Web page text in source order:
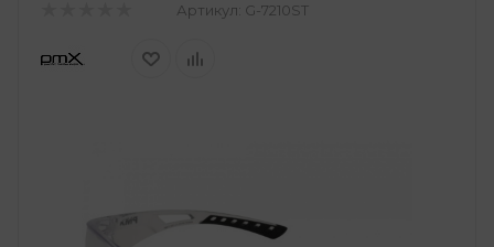
Артикул: G-7210ST